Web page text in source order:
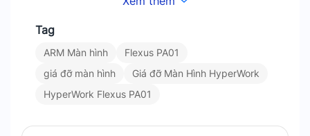
Kết hợp giữa cột đứng và 2 khớp tay đòn,
tạo thành 3 đốt, mang đến sự linh hoạt vượt
trội so với các loại arm màn hình thông
thường.
Cho phép điều chỉnh màn hình đa dạng: nâng
lên cao, đẩy ra xa, lật ngửa, xoay ngang,
Tag
ARM Màn hình
Flexus PA01
giá đỡ màn hình
Giá đỡ Màn Hình HyperWork
HyperWork Flexus PA01